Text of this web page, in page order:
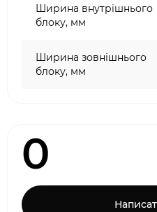
Ширина внутрішнього
блоку, мм
Ширина зовнішнього
блоку, мм
0